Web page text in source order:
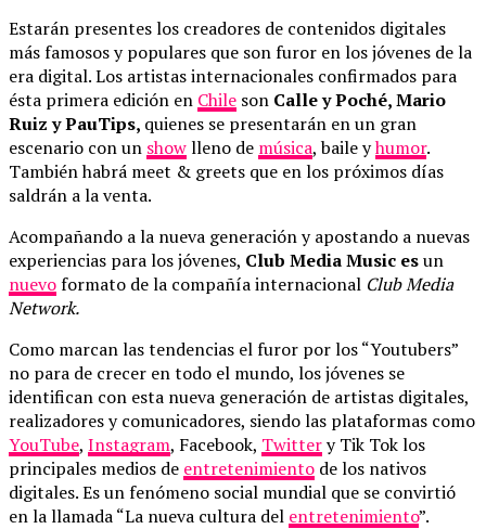
Estarán presentes los creadores de contenidos digitales
más famosos y populares que son furor en los jóvenes de la
era digital. Los artistas internacionales confirmados para
ésta primera edición en Chile son Calle y Poché, Mario
Ruiz y PauTips, quienes se presentarán en un gran
escenario con un showlleno de música, baile yhumor.
También habrá meet & greets que en los próximos días
saldrán a la venta.
Acompañando a la nueva generación y apostando a nuevas
experiencias para los jóvenes, Club Media Music esun
nuevoformato de la compañía internacional Club Media
Network.
Como marcan las tendencias el furor por los “Youtubers”
no para de crecer en todo el mundo, los jóvenes se
identifican con esta nueva generación de artistas digitales,
realizadores y comunicadores, siendo las plataformas como
YouTube, Instagram, Facebook, Twittery Tik Tok los
principales medios de entretenimiento de los nativos
digitales. Es un fenómeno social mundial que se convirtió
en la llamada “La nueva cultura del entretenimiento”.